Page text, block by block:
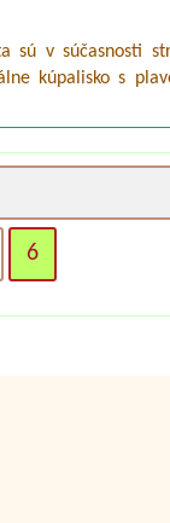
sú v súčasnosti
kúpalisko s
6